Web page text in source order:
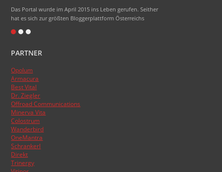
Das Portal wurde im April 2015 ins Leben gerufen. Seither
hat es sich zur größten Bloggerplattform Österreichs
nur Blogheim dazu. Die Domainendung .at sollte zum
:)
Das Topblogranking wurde im Laufe der Zeit schon
mehrmals umgestellt, basiert aber nun endlich auf den
Besucherzahlen der Blogs.
PARTNER
Opolum
Armacura
Best Vital
Dr. Ziegler
Offroad Communications
Minerva Vita
Colostrum
Wanderbird
OneMantra
Schrankerl
Direkt
Trinergy